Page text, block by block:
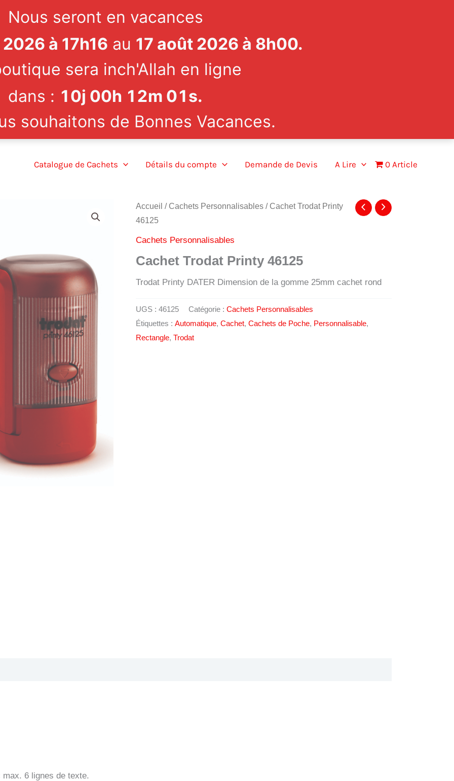
Nous seront en vacances
à 17h16 au 17 août 2026 à 8h00.
sera inch'Allah en ligne
dans : 10j 00h 12m 00s.
souhaitons de Bonnes Vacances.
Catalogue de Cachets Détails du compte Demande de Devis A Lire 0 Article
Accueil / Cachets Personnalisables/ Cachet Trodat Printy
46125
Cachets Personnalisables
Cachet Trodat Printy 46125
Trodat Printy DATER Dimension de la gomme 25mm cachet rond
UGS : 46125 Catégorie : Cachets Personnalisables
Étiquettes : Automatique, Cachet, Cachets de Poche, Personnalisable,
Rectangle, Trodat
max. 6 lignes de texte.